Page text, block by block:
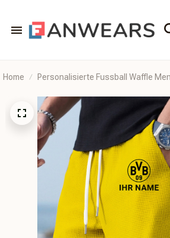
Home Personalisierte Fussball Waffle